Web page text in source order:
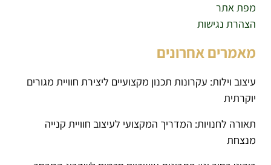
מפת אתר
הצהרת נגישות
מאמרים אחרונים
עיצוב וילות: עקרונות תכנון מקצועיים ליצירת חוויית מגורים
יוקרתית
תאורה לחנויות: המדריך המקצועי לעיצוב חוויית קנייה
מנצחת